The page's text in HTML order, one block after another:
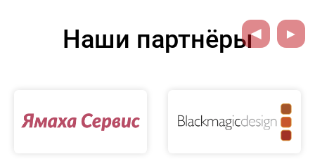
Наши партнёры